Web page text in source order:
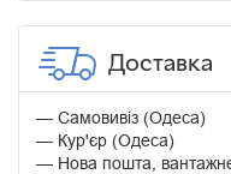
Доставка
Самовивіз (Одеса)
Кур'єр (Одеса)
Нова пошта,